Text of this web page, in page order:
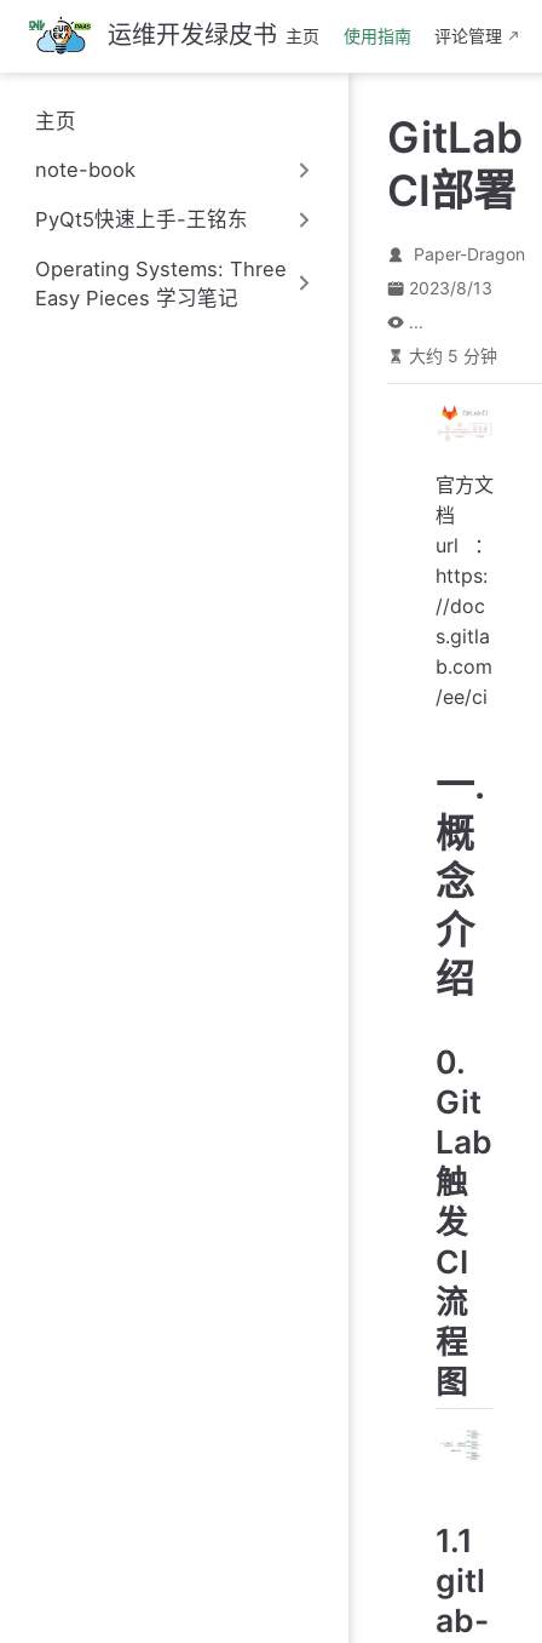
跳
至
主
要
內
运维开发绿皮书 主页 使用指南 评论管理
主页
note-book
PyQt5快速上手-王铭东
Operating Systems: Three
Easy Pieces 学习笔记
GitLab
CI部署
Paper-Dragon
2023/8/13
...
大约 5 分钟
官方文
档
url：
https:
//doc
s.gitla
b.com
/ee/ci
一.
概
念
介
绍
0.
Git
Lab
触
发
CI
流
程
图
1.1
gitl
ab-